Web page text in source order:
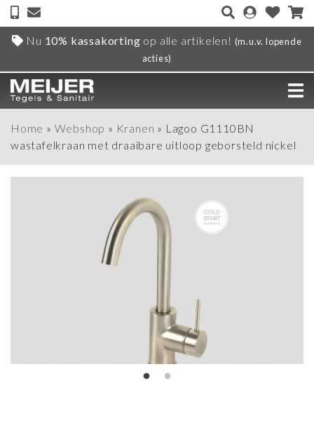
Nu 10% kassakorting op alle artikelen! (m.u.v. lopende
acties)
Home » Webshop » Kranen » Lagoo G1110BN
wastafelkraan met draaibare uitloop geborsteld nickel